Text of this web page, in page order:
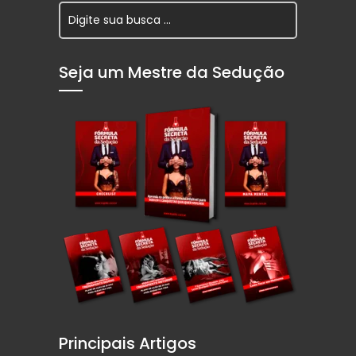
Seja um Mestre da Sedução
Principais Artigos